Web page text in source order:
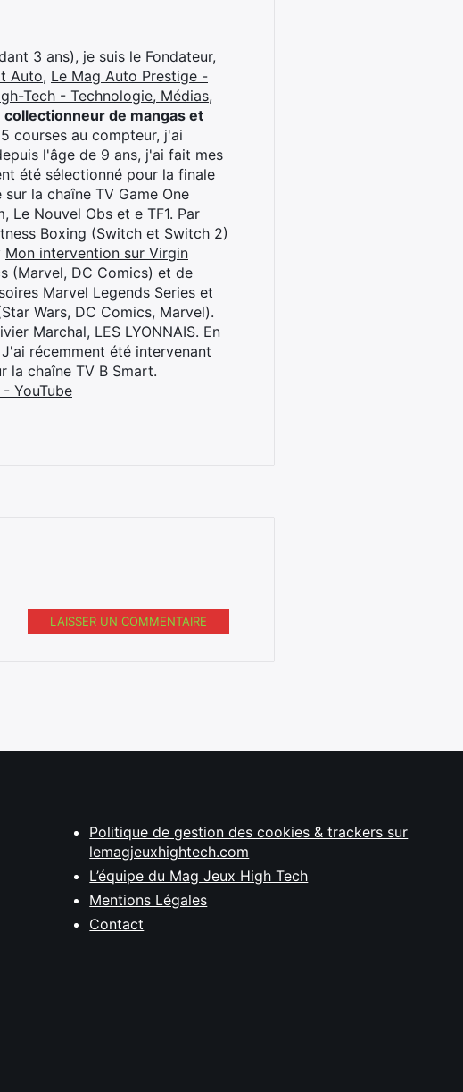
3 ans), je suis le Fondateur,
Auto, Le Mag Auto Prestige -
Tech - Technologie, Médias,
de mangas et
courses au compteur, j'ai
l'âge de 9 ans, j'ai fait mes
été sélectionné pour la finale
la chaîne TV Game One
Le Nouvel Obs et e TF1. Par
Boxing (Switch et Switch 2)
Mon intervention sur Virgin
(Marvel, DC Comics) et de
Marvel Legends Series et
Wars, DC Comics, Marvel).
Marchal, LES LYONNAIS. En
récemment été intervenant
la chaîne TV B Smart.
YouTube
LAISSER UN COMMENTAIRE
Politique de gestion des cookies & trackers sur
lemagjeuxhightech.com
L’équipe du Mag Jeux High Tech
Mentions Légales
Contact